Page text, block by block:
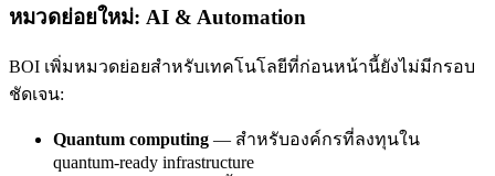
หมวดย่อยใหม่: AI & Automation
BOI เพิ่มหมวดย่อยสำหรับเทคโนโลยีที่ก่อนหน้านี้ยังไม่มีกรอบ
ชัดเจน:
Quantum computing — สำหรับองค์กรที่ลงทุนใน
quantum-ready infrastructure